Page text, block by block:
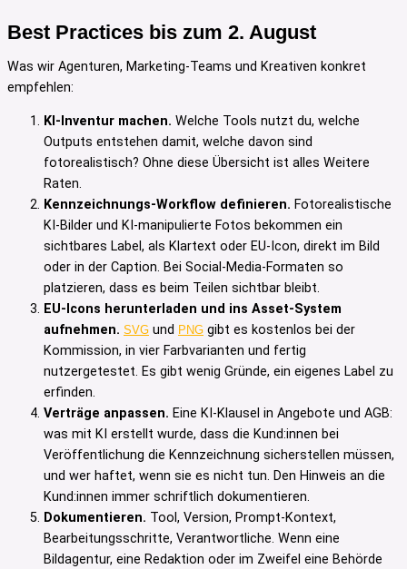
Best Practices bis zum 2. August
Was wir Agenturen, Marketing-Teams und Kreativen konkret
empfehlen:
KI-Inventur machen. Welche Tools nutzt du, welche
Outputs entstehen damit, welche davon sind
fotorealistisch? Ohne diese Übersicht ist alles Weitere
Raten.
Kennzeichnungs-Workflow definieren. Fotorealistische
KI-Bilder und KI-manipulierte Fotos bekommen ein
sichtbares Label, als Klartext oder EU-Icon, direkt im Bild
oder in der Caption. Bei Social-Media-Formaten so
platzieren, dass es beim Teilen sichtbar bleibt.
EU-Icons herunterladen und ins Asset-System
aufnehmen. SVG und PNG gibt es kostenlos bei der
Kommission, in vier Farbvarianten und fertig
nutzergetestet. Es gibt wenig Gründe, ein eigenes Label zu
erfinden.
Verträge anpassen. Eine KI-Klausel in Angebote und AGB:
was mit KI erstellt wurde, dass die Kund:innen bei
Veröffentlichung die Kennzeichnung sicherstellen müssen,
und wer haftet, wenn sie es nicht tun. Den Hinweis an die
Kund:innen immer schriftlich dokumentieren.
Dokumentieren. Tool, Version, Prompt-Kontext,
Bearbeitungsschritte, Verantwortliche. Wenn eine
Bildagentur, eine Redaktion oder im Zweifel eine Behörde